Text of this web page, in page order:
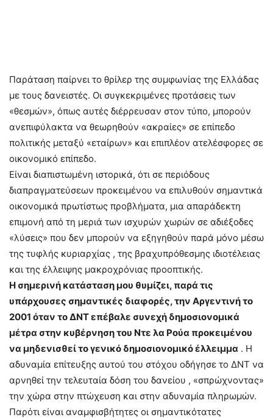
Παράταση παίρνει το θρίλερ της συμφωνίας της Ελλάδας
με τους δανειστές. Οι συγκεκριμένες προτάσεις των
«θεσμών», όπως αυτές διέρρευσαν στον τύπο, μπορούν
ανεπιφύλακτα να θεωρηθούν «ακραίες» σε επίπεδο
πολιτικής μεταξύ «εταίρων» και επιπλέον ατελέσφορες σε
οικονομικό επίπεδο.
Είναι διαπιστωμένη ιστορικά, ότι σε περιόδους
διαπραγματεύσεων προκειμένου να επιλυθούν σημαντικά
οικονομικά πρωτίστως προβλήματα, μια απαράδεκτη
επιμονή από τη μεριά των ισχυρών χωρών σε αδιέξοδες
«λύσεις» που δεν μπορούν να εξηγηθούν παρά μόνο μέσω
της τυφλής κυριαρχίας , της βραχυπρόθεσμης ιδιοτέλειας
και της έλλειψης μακροχρόνιας προοπτικής.
Η σημερινή κατάσταση μου θυμίζει, παρά τις
υπάρχουσες σημαντικές διαφορές, την Αργεντινή το
2001 όταν το ΔΝΤ επέβαλε συνεχή δημοσιονομικά
μέτρα στην κυβέρνηση του Ντε λα Ρούα προκειμένου
να μηδενισθεί το γενικό δημοσιονομικό έλλειμμα . Η
αδυναμία επίτευξης αυτού του στόχου οδήγησε το ΔΝΤ να
αρνηθεί την τελευταία δόση του δανείου , «σπρώχνοντας»
την χώρα στην πτώχευση και στην αδυναμία πληρωμών.
Παρότι είναι αναμφισβήτητες οι σημαντικότατες